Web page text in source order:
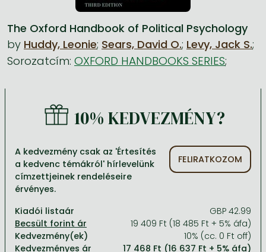
Minden készletes könyv
Képregény, manga
Krimi, bűnügyi, thriller
Képregény, manga
Krimi, bűnügyi, thriller
Fantasy
Jujutsu Kaisen manga sorozat
One Piece manga
Ana Huang könyvek
Trónok harca könyvek
Krasznahorkai László könyvek
Kertész Imre könyvek angolul és németül
Esterházy Péter könyvek
Szabó Magda könyvek angolul és németül
Tóth Krisztina könyvek angolul és németül
Nádas Péter könyvek angolul és németül
Művészetek
Család, gyermeknevelés, egészség
Nyelvkönyvek, szótárak
Hobbi, szabadidő
Sport, játék
Utazás
Dian Fossey könyvek
Számítástechnika, információs technológia
Gazdaság, üzlet
Mérnöki tudományok
Humán tudományok
Természettudományok
Általános kézikönyvek, enciklopédiák
Társadalomtudományok
Tankönyv, segédkönyv
The Oxford Handbook of Political Psychology
by Huddy, Leonie; Sears, David O.; Levy, Jack S.;
Sorozatcím: OXFORD HANDBOOKS SERIES;
10% KEDVEZMÉNY?
A kedvezmény csak az 'Értesítés
a kedvenc témákról' hírlevelünk
címzettjeinek rendeléseire
érvényes.
FELIRATKOZOM
Kiadói listaár
GBP 42.99
19 409 Ft (18 485 Ft + 5% áfa)
Kedvezmény(ek)
10% (cc. 0 Ft off)
Kedvezményes ár
17 468 Ft (16 637 Ft + 5% áfa)